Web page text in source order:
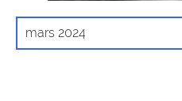
mars 2024